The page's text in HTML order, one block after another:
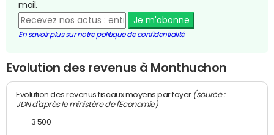
mail.
Je m'abonne
En savoir plus sur notre politique de confidentialité
Evolution des revenus à Monthuchon
Evolution des revenus fiscaux moyens par foyer (source :
JDN d'après le ministère de l'Economie)
3 500